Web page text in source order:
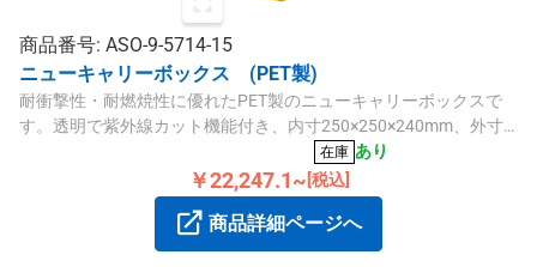
商品番号: ASO-9-5714-15
ニューキャリーボックス (PET製)
耐衝撃性・耐燃焼性に優れたPET製のニューキャリーボックスで
す。透明で紫外線カット機能付き、内寸250×250×240mm、外寸
260×260×253mmの収納に最適なケースです。
在庫 あり
￥22,247.1~ [税込]
商品詳細ページへ